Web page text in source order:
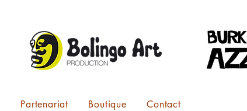
Partenariat Boutique Contact